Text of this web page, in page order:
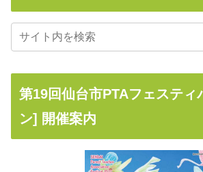
第19回仙台市PTAフェスティ
ン] 開催案内